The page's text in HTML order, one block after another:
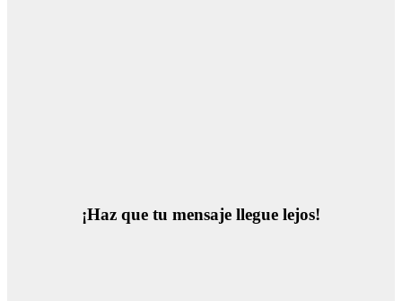
¡Haz que tu mensaje llegue lejos!